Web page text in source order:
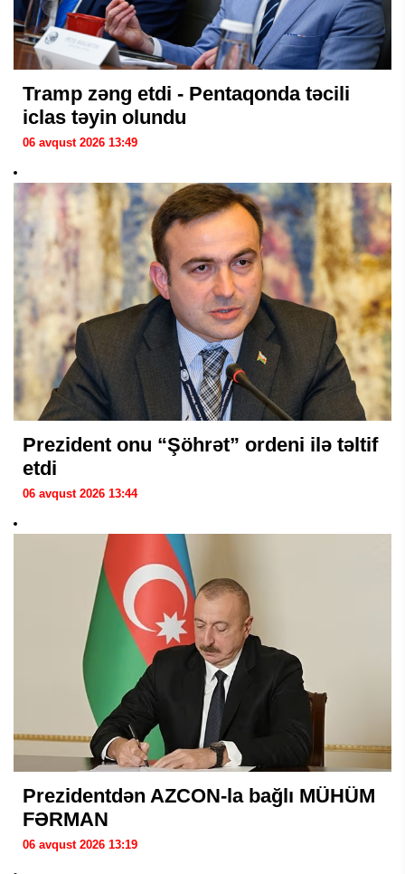
Tramp zəng etdi - Pentaqonda təcili
iclas təyin olundu
06 avqust 2026 13:49
Prezident onu “Şöhrət” ordeni ilə təltif
etdi
06 avqust 2026 13:44
Prezidentdən AZCON-la bağlı MÜHÜM
FƏRMAN
06 avqust 2026 13:19